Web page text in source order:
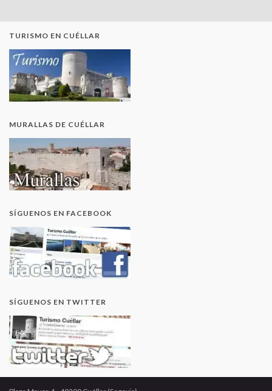
TURISMO EN CUÉLLAR
MURALLAS DE CUÉLLAR
SÍGUENOS EN FACEBOOK
SÍGUENOS EN TWITTER